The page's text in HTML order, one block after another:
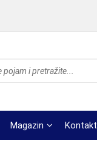
Magazin Kontakt